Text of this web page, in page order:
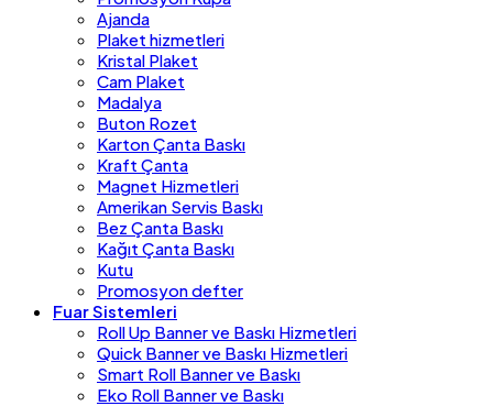
Ajanda
Plaket hizmetleri
Kristal Plaket
Cam Plaket
Madalya
Buton Rozet
Karton Çanta Baskı
Kraft Çanta
Magnet Hizmetleri
Amerikan Servis Baskı
Bez Çanta Baskı
Kağıt Çanta Baskı
Kutu
Promosyon defter
Fuar Sistemleri
Roll Up Banner ve Baskı Hizmetleri
Quick Banner ve Baskı Hizmetleri
Smart Roll Banner ve Baskı
Eko Roll Banner ve Baskı